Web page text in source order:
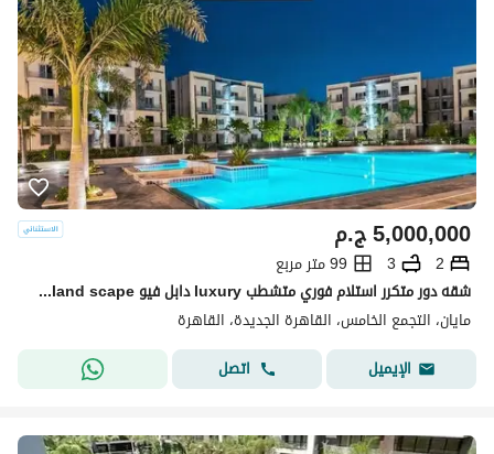
ج.م5,000,000
2
3
99 متر مربع
شقه دور متكرر استلام فوري متشطب luxury دابل فيو pool+land scape تقسيمه رائعه باسهل خطط سداد بدون ضغط وتقسيط ع اطول عدد سنوات الرحاب-سوان ليك-كريك تاون
مايان، التجمع الخامس، القاهرة الجديدة، القاهرة
الإيميل
اتصل